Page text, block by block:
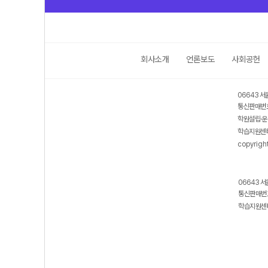
회사소개 언론보도 사회공헌
06643 서
통신판매
학원설립·
학습지원
06643 서
통신판매
학습지원